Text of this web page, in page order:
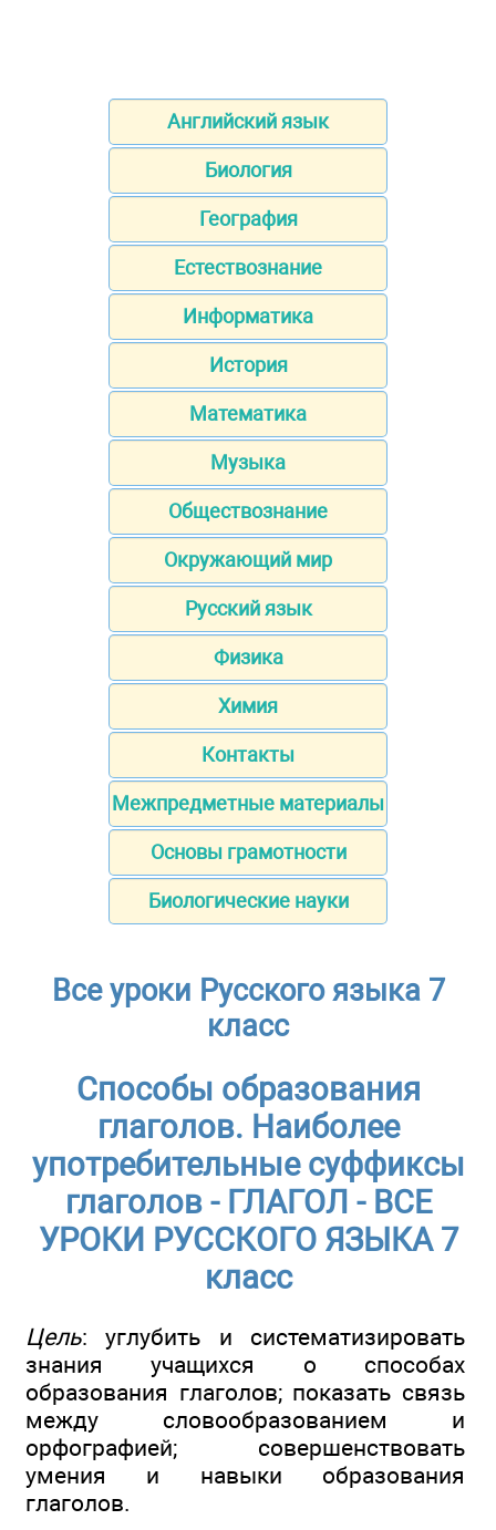
Английский язык
Биология
География
Естествознание
Информатика
История
Математика
Музыка
Обществознание
Окружающий мир
Русский язык
Физика
Химия
Контакты
Межпредметные материалы
Основы грамотности
Биологические науки
Все уроки Русского языка 7
класс
Способы образования
глаголов. Наиболее
употребительные суффиксы
глаголов - ГЛАГОЛ - ВСЕ
УРОКИ РУССКОГО ЯЗЫКА 7
класс
Цель: углубить и систематизировать
знания учащихся о способах
образования глаголов; показать связь
между словообразованием и
орфографией; совершенствовать
умения и навыки образования
глаголов.